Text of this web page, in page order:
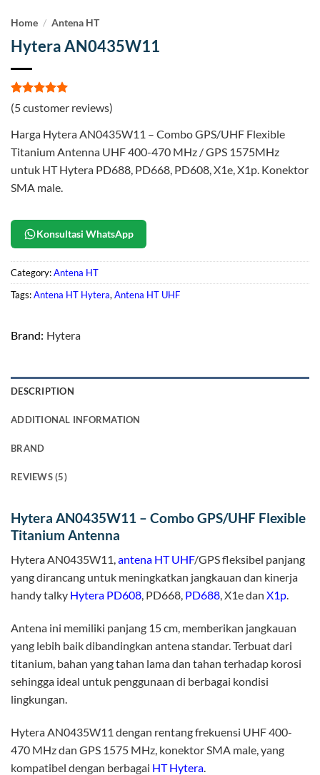
Home / Antena HT
Hytera AN0435W11
Rated5
out of 5
5
customer
ratings
(5customer reviews)
Harga Hytera AN0435W11 – Combo GPS/UHF Flexible
Titanium Antenna UHF 400-470 MHz / GPS 1575MHz
untuk HT Hytera PD688, PD668, PD608, X1e, X1p. Konektor
SMA male.
Konsultasi WhatsApp
Category:Antena HT
Tags:Antena HT Hytera, Antena HT UHF
Brand: Hytera
DESCRIPTION
ADDITIONAL INFORMATION
BRAND
REVIEWS (5)
Hytera AN0435W11 – Combo GPS/UHF Flexible
Titanium Antenna
Hytera AN0435W11,antena HT UHF/GPS fleksibel panjang
yang dirancang untuk meningkatkan jangkauan dan kinerja
handy talky Hytera PD608, PD668, PD688, X1e dan X1p.
Antena ini memiliki panjang 15 cm, memberikan jangkauan
yang lebih baik dibandingkan antena standar. Terbuat dari
titanium, bahan yang tahan lama dan tahan terhadap korosi
sehingga ideal untuk penggunaan di berbagai kondisi
lingkungan.
Hytera AN0435W11 dengan rentang frekuensi UHF 400-
470 MHz dan GPS 1575 MHz, konektor SMA male, yang
kompatibel dengan berbagai HT Hytera